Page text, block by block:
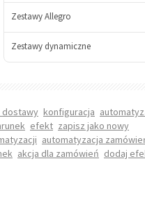
+
Zestawy Allegro
+
Zestawy dynamiczne
-
+
konfiguracja
efekt zapisz jako nowy
automatyzacja
akcja dla zamówień dodaj